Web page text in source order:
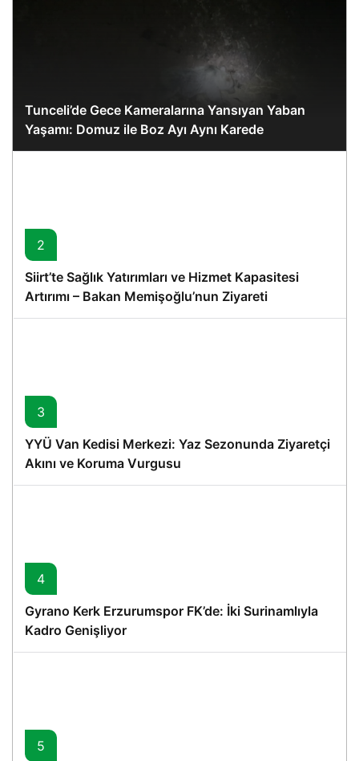
Tunceli’de Gece Kameralarına Yansıyan Yaban
Yaşamı: Domuz ile Boz Ayı Aynı Karede
2
Siirt’te Sağlık Yatırımları ve Hizmet Kapasitesi
Artırımı – Bakan Memişoğlu’nun Ziyareti
3
YYÜ Van Kedisi Merkezi: Yaz Sezonunda Ziyaretçi
Akını ve Koruma Vurgusu
4
Gyrano Kerk Erzurumspor FK’de: İki Surinamlıyla
Kadro Genişliyor
5